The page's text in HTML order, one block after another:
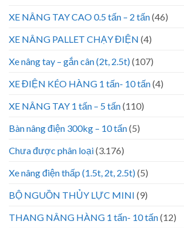
XE NÂNG TAY CAO 0.5 tấn – 2 tấn(46)
XE NÂNG PALLET CHẠY ĐIỆN (4)
Xe nâng tay – gắn cân (2t, 2.5t)(107)
XE ĐIỆN KÉO HÀNG 1 tấn- 10 tấn(4)
XE NÂNG TAY 1 tấn – 5 tấn(110)
Bàn nâng điện 300kg – 10 tấn(5)
Chưa được phân loại(3.176)
Xe nâng điện thấp (1.5t, 2t, 2.5t)(5)
BỘ NGUỒN THỦY LỰC MINI (9)
THANG NÂNG HÀNG 1 tấn- 10 tấn(12)